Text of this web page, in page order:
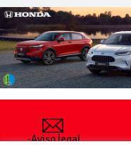
-Aviso legal